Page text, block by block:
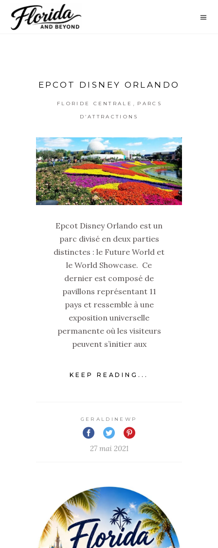
EPCOT DISNEY ORLANDO
FLORIDE CENTRALE PARCS
D’ATTRACTIONS
Epcot Disney Orlando est un
parc divisé en deux parties
distinctes : le Future World et
le World Showcase. Ce
dernier est composé de
pavillons représentant 11
pays et ressemble à une
exposition universelle
permanente où les visiteurs
peuvent s’initier aux
KEEP READING...
GERALDINEWP
27 mai 2021